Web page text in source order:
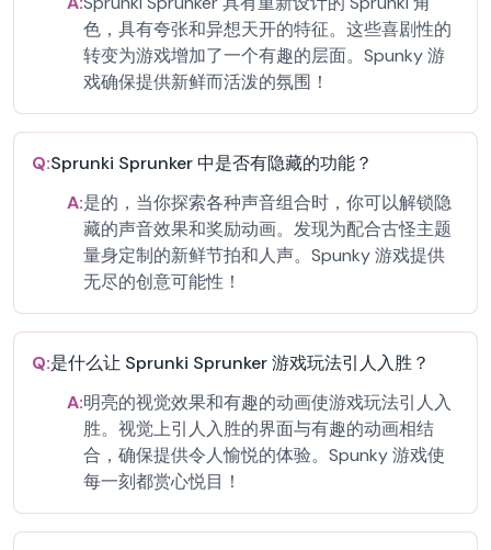
色，具有夸张和异想天开的特征。这些喜剧性的
转变为游戏增加了一个有趣的层面。Spunky 游
戏确保提供新鲜而活泼的氛围！
Q:Sprunki Sprunker 中是否有隐藏的功能？
A:是的，当你探索各种声音组合时，你可以解锁隐
藏的声音效果和奖励动画。发现为配合古怪主题
量身定制的新鲜节拍和人声。Spunky 游戏提供
无尽的创意可能性！
Q:是什么让 Sprunki Sprunker 游戏玩法引人入胜？
A:明亮的视觉效果和有趣的动画使游戏玩法引人入
胜。视觉上引人入胜的界面与有趣的动画相结
合，确保提供令人愉悦的体验。Spunky 游戏使
每一刻都赏心悦目！